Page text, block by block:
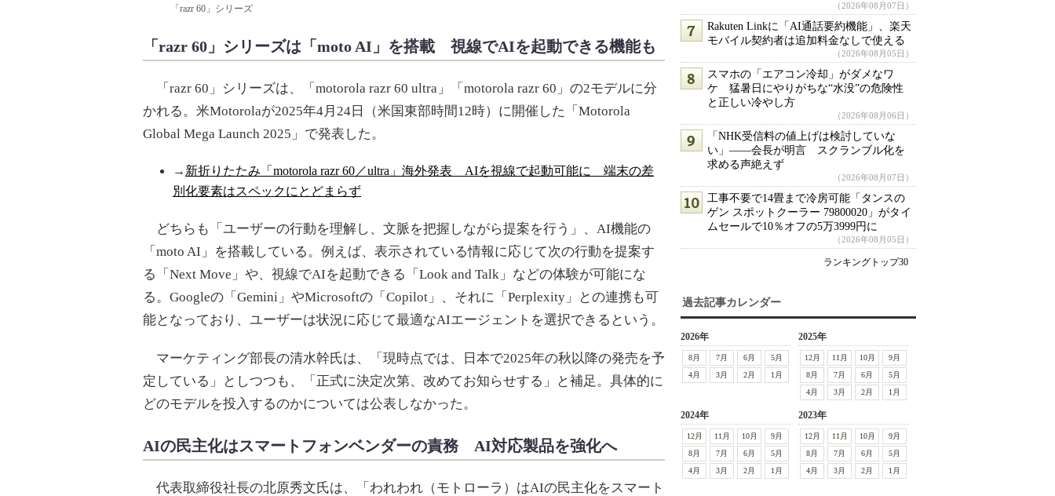
「razr 60」シリーズ
「razr 60」シリーズは「moto AI」を搭載 視線でAIを起動できる機能も
「razr 60」シリーズは、「motorola razr 60 ultra」「motorola razr 60」の2モデルに分
かれる。米Motorolaが2025年4月24日（米国東部時間12時）に開催した「Motorola
Global Mega Launch 2025」で発表した。
→ 新折りたたみ「motorola razr 60／ultra」海外発表 AIを視線で起動可能に 端末の差
別化要素はスペックにとどまらず
どちらも「ユーザーの行動を理解し、文脈を把握しながら提案を行う」、AI機能の
「moto AI」を搭載している。例えば、表示されている情報に応じて次の行動を提案す
る「Next Move」や、視線でAIを起動できる「Look and Talk」などの体験が可能にな
る。Googleの「Gemini」やMicrosoftの「Copilot」、それに「Perplexity」との連携も可
能となっており、ユーザーは状況に応じて最適なAIエージェントを選択できるという。
マーケティング部長の清水幹氏は、「現時点では、日本で2025年の秋以降の発売を予
定している」としつつも、「正式に決定次第、改めてお知らせする」と補足。具体的に
どのモデルを投入するのかについては公表しなかった。
AIの民主化はスマートフォンベンダーの責務 AI対応製品を強化へ
代表取締役社長の北原秀文氏は、「われわれ（モトローラ）はAIの民主化をスマート
（2026年08月07日）
Rakuten Linkに「AI通話要約機能」、楽天
モバイル契約者は追加料金なしで使える
（2026年08月05日）
スマホの「エアコン冷却」がダメなワ
ケ 猛暑日にやりがちな“水没”の危険性
と正しい冷やし方
（2026年08月06日）
「NHK受信料の値上げは検討していな
い」――会長が明言 スクランブル化を
求める声絶えず
（2026年08月07日）
工事不要で14畳まで冷房可能「タンスの
ゲン スポットクーラー 79800020」がタイ
ムセールで10％オフの5万3999円に
（2026年08月05日）
ランキングトップ30
過去記事カレンダー
2026年
8月 7月 6月
5月
4月
3月 2月 1月
2025年
12月 11月 10月
9月
8月
7月 6月
5月
4月
3月 2月 1月
2024年
12月 11月 10月
9月
8月
7月 6月
5月
4月
3月 2月 1月
2023年
12月 11月 10月
9月
8月
7月 6月
5月
4月
3月 2月 1月